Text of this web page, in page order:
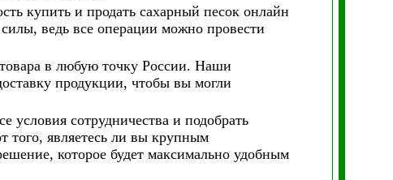
купить и продать сахарный песок онлайн
ведь все операции можно провести
в любую точку России. Наши
продукции, чтобы вы могли
условия сотрудничества и подобрать
того, являетесь ли вы крупным
которое будет максимально удобным